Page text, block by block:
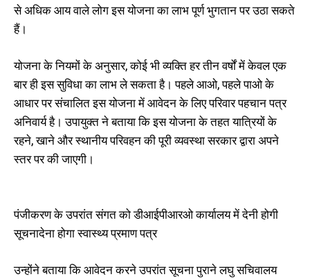
से अधिक आय वाले लोग इस योजना का लाभ पूर्ण भुगतान पर उठा सकते
हैं।
योजना के नियमों के अनुसार, कोई भी व्यक्ति हर तीन वर्षों में केवल एक
बार ही इस सुविधा का लाभ ले सकता है। पहले आओ, पहले पाओ के
आधार पर संचालित इस योजना में आवेदन के लिए परिवार पहचान पत्र
अनिवार्य है। उपायुक्त ने बताया कि इस योजना के तहत यात्रियों के
रहने, खाने और स्थानीय परिवहन की पूरी व्यवस्था सरकार द्वारा अपने
स्तर पर की जाएगी।
पंजीकरण के उपरांत संगत को डीआईपीआरओ कार्यालय में देनी होगी
सूचनादेना होगा स्वास्थ्य प्रमाण पत्र
उन्होंने बताया कि आवेदन करने उपरांत सूचना पुराने लघु सचिवालय